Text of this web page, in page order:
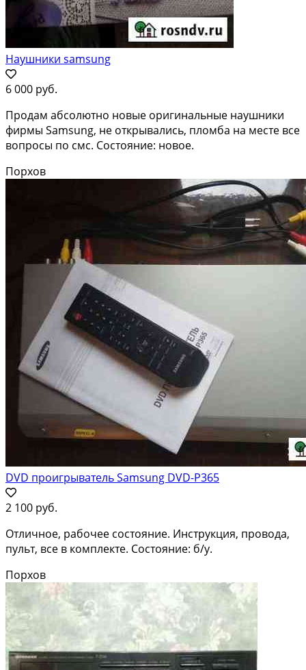
Наушники samsung
6 000 руб.
Продам абсолютно новые оригинальные наушники
фирмы Samsung, не открывались, пломба на месте все
вопросы по смс. Состояние: новое.
Порхов
DVD проигрыватель Samsung DVD-P365
2 100 руб.
Отличное, рабочее состояние. Инструкция, провода,
пульт, все в комплекте. Состояние: б/у.
Порхов